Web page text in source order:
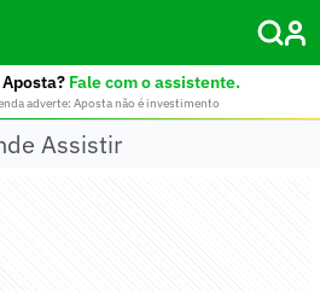
Fale com o assistente.
adverte: Aposta não é investimento
Assistir